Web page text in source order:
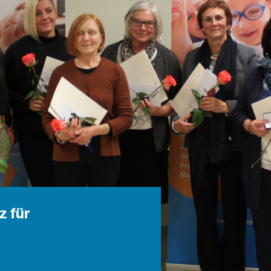
für
und